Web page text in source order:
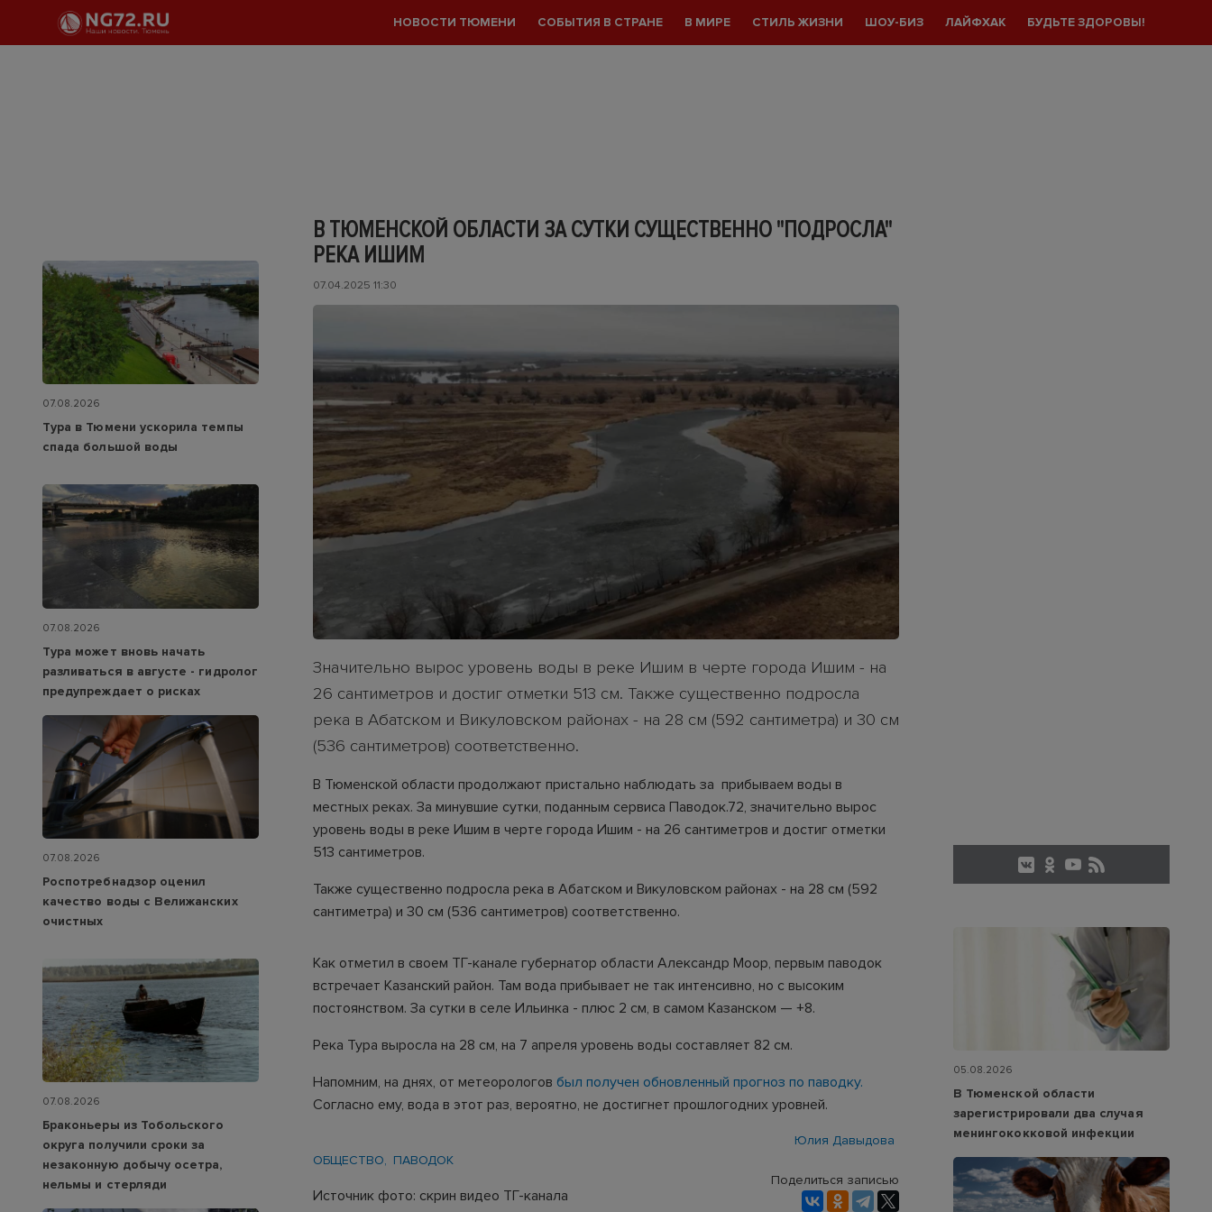
НОВОСТИ ТЮМЕНИ СОБЫТИЯ В СТРАНЕ В МИРЕ СТИЛЬ ЖИЗНИ ШОУ-БИЗ ЛАЙФХАК БУДЬТЕ ЗДОРОВЫ!
В ТЮМЕНСКОЙ ОБЛАСТИ ЗА СУТКИ СУЩЕСТВЕННО "ПОДРОСЛА"
РЕКА ИШИМ
07.04.2025 11:30
Значительно вырос уровень воды в реке Ишим в черте города Ишим - на
26 сантиметров и достиг отметки 513 см. Также существенно подросла
река в Абатском и Викуловском районах - на 28 см (592 сантиметра) и 30 см
(536 сантиметров) соответственно.
В Тюменской области продолжают пристально наблюдать за прибываем воды в
местных реках. За минувшие сутки, поданным сервиса Паводок.72, значительно вырос
уровень воды в реке Ишим в черте города Ишим - на 26 сантиметров и достиг отметки
513 сантиметров.
Также существенно подросла река в Абатском и Викуловском районах - на 28 см (592
сантиметра) и 30 см (536 сантиметров) соответственно.
Как отметил в своем ТГ-канале губернатор области Александр Моор, первым паводок
встречает Казанский район. Там вода прибывает не так интенсивно, но с высоким
постоянством. За сутки в селе Ильинка - плюс 2 см, в самом Казанском — +8.
Река Тура выросла на 28 см, на 7 апреля уровень воды составляет 82 см.
Напомним, на днях, от метеорологов был получен обновленный прогноз по паводку.
Согласно ему, вода в этот раз, вероятно, не достигнет прошлогодних уровней.
Юлия Давыдова
ОБЩЕСТВО
ПАВОДОК
Источник фото: скрин видео ТГ-канала
Поделиться записью
07.08.2026
Тура в Тюмени ускорила темпы
спада большой воды
07.08.2026
Тура может вновь начать
разливаться в августе - гидролог
предупреждает о рисках
07.08.2026
Роспотребнадзор оценил
качество воды с Велижанских
очистных
07.08.2026
Браконьеры из Тобольского
округа получили сроки за
незаконную добычу осетра,
нельмы и стерляди
05.08.2026
В Тюменской области
зарегистрировали два случая
менингококковой инфекции